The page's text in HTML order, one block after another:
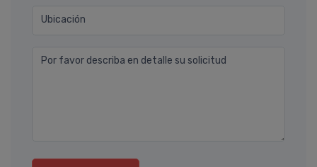
Ubicación
Por favor describa en detalle su solicitud